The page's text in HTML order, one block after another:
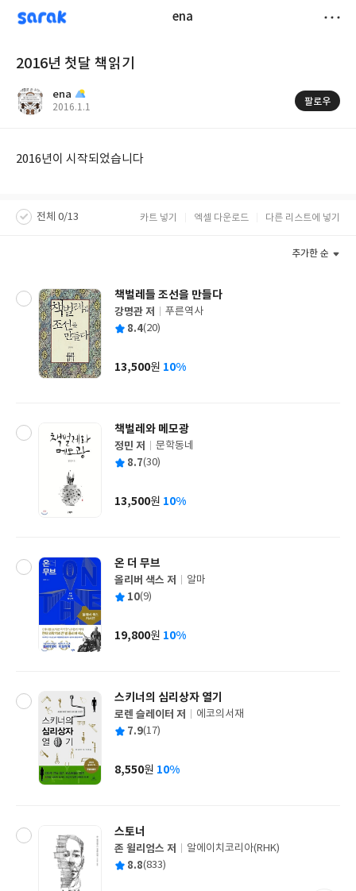
sarak ena
2016년 첫달 책읽기
ena
작
2016.1.1
팔로우
2016년이 시작되었습니다
전체 0/13 카트 넣기 엑셀 다운로드 다른 리스트에 넣기
추가한 순
책벌레들 조선을 만들다
글
쓴
강명관 저
출
사
푸른역사
평 8.4(20)
가
13,500원 10%
책벌레와 메모광
글
쓴
정민 저
출
사
문학동네
평 8.7(30)
가
13,500원 10%
온 더 무브
글
쓴
올리버 색스 저
출
사
알마
평 10(9)
가
19,800원 10%
스키너의 심리상자 열기
글
쓴
로렌 슬레이터 저
출
사
에코의서재
평 7.9(17)
가
8,550원 10%
스토너
글
쓴
존 윌리엄스 저
출
알에이치코리아(RHK)
평 8.8(833)